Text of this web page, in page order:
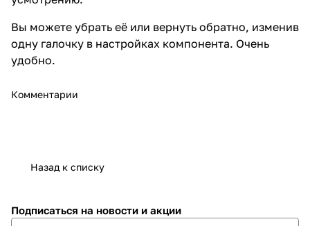
Вы можете убрать её или вернуть обратно, изменив
одну галочку в настройках компонента. Очень
удобно.
Комментарии
Назад к списку
Подписаться на новости и акции